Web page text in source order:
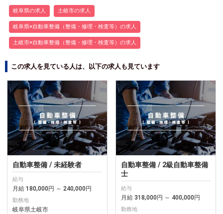
岐阜県の求人 土岐市の求人
岐阜県×自動車整備（整備・修理・検査等）の求人
土岐市×自動車整備（整備・修理・検査等）の求人
この求人を見ている人は、以下の求人も見ています
自動車整備 / 未経験者
給与
月給 180,000円 ～ 240,000円
勤務地
岐阜県土岐市
自動車整備 / 2級自動車整備
士
給与
月給 318,000円 ～ 400,000円
勤務地